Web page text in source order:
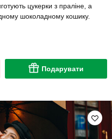
цукерки з праліне, а
шоколадному кошику.
Подарувати